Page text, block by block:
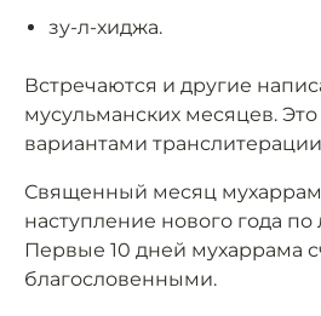
зу-л-хиджа.
Встречаются и другие
мусульманских месяцев.
вариантами
Священный месяц мухаррам
наступление нового года
Первые 10 дней мухаррама
благословенными.